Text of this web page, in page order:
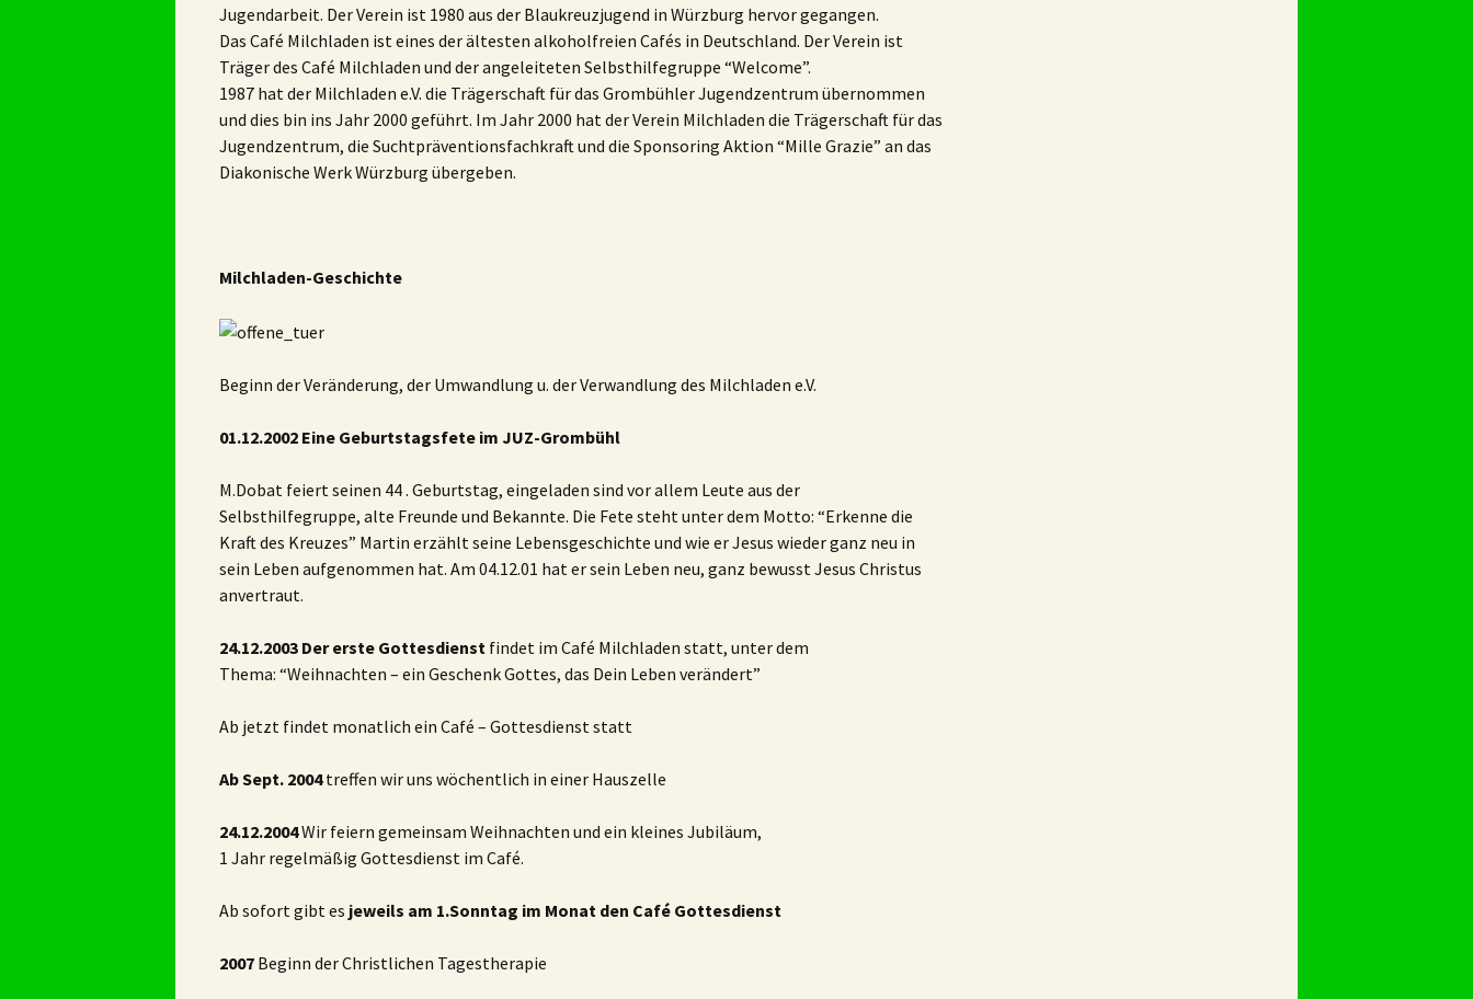
Jugendarbeit. Der Verein ist 1980 aus der Blaukreuzjugend in Würzburg hervor gegangen.
Das Café Milchladen ist eines der ältesten alkoholfreien Cafés in Deutschland. Der Verein ist
Träger des Café Milchladen und der angeleiteten Selbsthilfegruppe “Welcome”.
1987 hat der Milchladen e.V. die Trägerschaft für das Grombühler Jugendzentrum übernommen
und dies bin ins Jahr 2000 geführt. Im Jahr 2000 hat der Verein Milchladen die Trägerschaft für das
Jugendzentrum, die Suchtpräventionsfachkraft und die Sponsoring Aktion “Mille Grazie” an das
Diakonische Werk Würzburg übergeben.
Milchladen-Geschichte
Beginn der Veränderung, der Umwandlung u. der Verwandlung des Milchladen e.V.
01.12.2002 Eine Geburtstagsfete im JUZ-Grombühl
M.Dobat feiert seinen 44 . Geburtstag, eingeladen sind vor allem Leute aus der
Selbsthilfegruppe, alte Freunde und Bekannte. Die Fete steht unter dem Motto: “Erkenne die
Kraft des Kreuzes” Martin erzählt seine Lebensgeschichte und wie er Jesus wieder ganz neu in
sein Leben aufgenommen hat. Am 04.12.01 hat er sein Leben neu, ganz bewusst Jesus Christus
anvertraut.
24.12.2003 Der erste Gottesdienst findet im Café Milchladen statt, unter dem
Thema: “Weihnachten – ein Geschenk Gottes, das Dein Leben verändert”
Ab jetzt findet monatlich ein Café – Gottesdienst statt
Ab Sept. 2004treffen wir uns wöchentlich in einer Hauszelle
24.12.2004Wir feiern gemeinsam Weihnachten und ein kleines Jubiläum,
1 Jahr regelmäßig Gottesdienst im Café.
Ab sofort gibt es jeweils am 1.Sonntag im Monat den Café Gottesdienst
2007 Beginn der Christlichen Tagestherapie